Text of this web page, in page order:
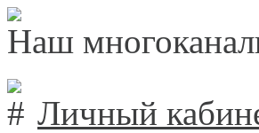
Наш
Личный